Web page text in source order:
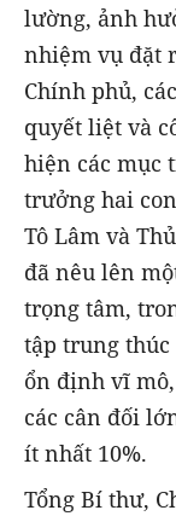
lường, ảnh
nhiệm vụ đặt
Chính phủ,
quyết liệt và
hiện các mục
trưởng hai
Tô Lâm và
đã nêu lên
trọng tâm,
tập trung
ổn định vĩ
các cân đối
ít nhất 10%.
Tổng Bí thư,